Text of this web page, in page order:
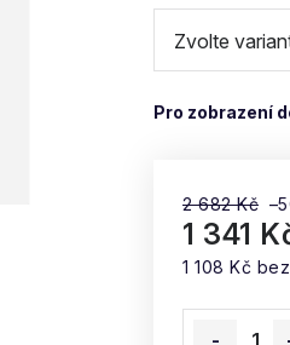
2 682 Kč
1 341
1 108 Kč